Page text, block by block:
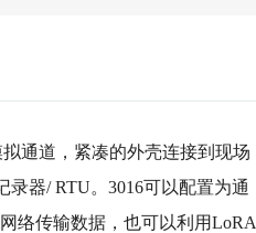
通道，紧凑的外壳连接到现场
器/ RTU。3016可以配置为通
络传输数据，也可以利用LoRA